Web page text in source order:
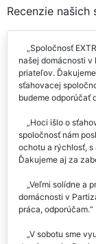
Recenzie
Spoločnosť
našej domácnosti
priateľov.
sťahovacej
budeme odporúčať
Hoci išlo o
spoločnosť nám
ochotu a rýchlosť,
Ďakujeme aj za
Veľmi solídne a
domácnosti v
práca, odporúčam.
V sobotu sme